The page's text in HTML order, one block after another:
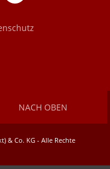
NACH OBEN
& Co. KG - Alle Rechte